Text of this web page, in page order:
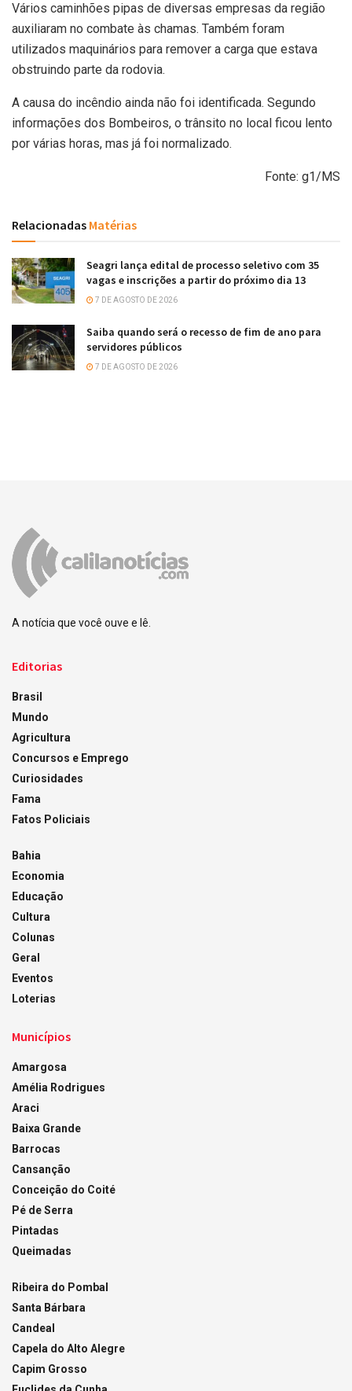
Vários caminhões pipas de diversas empresas da região
auxiliaram no combate às chamas. Também foram
utilizados maquinários para remover a carga que estava
obstruindo parte da rodovia.
A causa do incêndio ainda não foi identificada. Segundo
informações dos Bombeiros, o trânsito no local ficou lento
por várias horas, mas já foi normalizado.
Fonte: g1/MS
Relacionadas Matérias
Seagri lança edital de processo seletivo com 35
vagas e inscrições a partir do próximo dia 13
7 DE AGOSTO DE 2026
Saiba quando será o recesso de fim de ano para
servidores públicos
7 DE AGOSTO DE 2026
A notícia que você ouve e lê.
Editorias
Brasil
Mundo
Agricultura
Concursos e Emprego
Curiosidades
Fama
Fatos Policiais
Bahia
Economia
Educação
Cultura
Colunas
Geral
Eventos
Loterias
Municípios
Amargosa
Amélia Rodrigues
Araci
Baixa Grande
Barrocas
Cansanção
Conceição do Coité
Pé de Serra
Pintadas
Queimadas
Ribeira do Pombal
Santa Bárbara
Candeal
Capela do Alto Alegre
Capim Grosso